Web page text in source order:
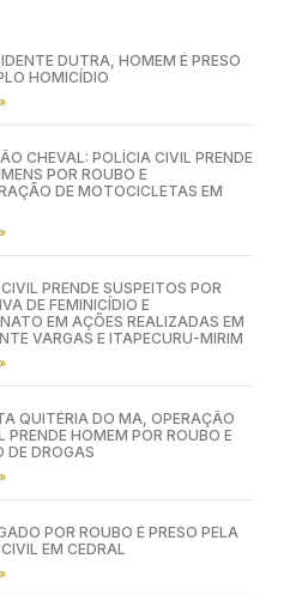
DUTRA, HOMEM É PRESO
HOMICÍDIO
CHEVAL: POLÍCIA CIVIL PRENDE
POR ROUBO E
DE MOTOCICLETAS EM
PRENDE SUSPEITOS POR
DE FEMINICÍDIO E
EM AÇÕES REALIZADAS EM
VARGAS E ITAPECURU-MIRIM
QUITÉRIA DO MA, OPERAÇÃO
PRENDE HOMEM POR ROUBO E
DE DROGAS
POR ROUBO É PRESO PELA
EM CEDRAL